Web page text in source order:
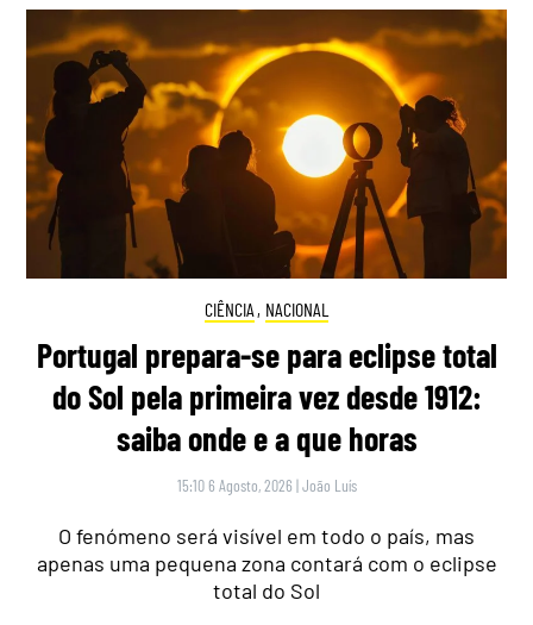
CIÊNCIA , NACIONAL
Portugal prepara-se para eclipse total
do Sol pela primeira vez desde 1912:
saiba onde e a que horas
15:10 6 Agosto, 2026 |João Luís
O fenómeno será visível em todo o país, mas
apenas uma pequena zona contará com o eclipse
total do Sol